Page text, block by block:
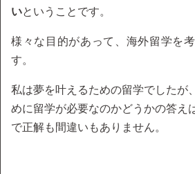
いということです。
様々な目的があって、海外留学を
す。
私は夢を叶えるための留学でしたが
めに留学が必要なのかどうかの答え
で正解も間違いもありません。